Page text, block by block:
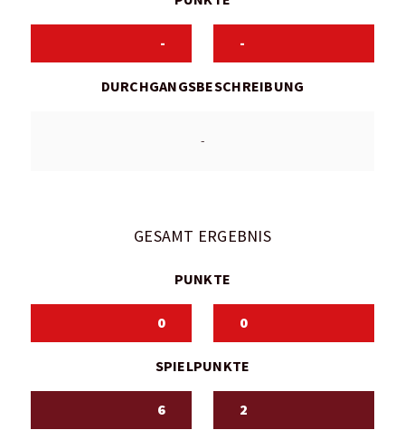
- -
DURCHGANGSBESCHREIBUNG
-
GESAMT ERGEBNIS
PUNKTE
0 0
SPIELPUNKTE
6 2